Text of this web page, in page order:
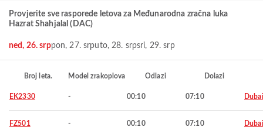
Provjerite sve rasporede letova za Međunarodna zračna luka
Hazrat Shahjalal (DAC)
ned, 26. srppon, 27. srputo, 28. srpsri, 29. srp
Broj leta. Model zrakoplova Odlazi Dolazi
EK2330 - 00:10 07:10 Dubai
FZ501 - 00:10 07:10 Dubai